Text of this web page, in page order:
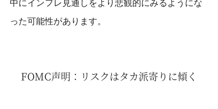
中にインフレ見通しをより悲観的にみるようにな
った可能性があります。
FOMC声明：リスクはタカ派寄りに傾く